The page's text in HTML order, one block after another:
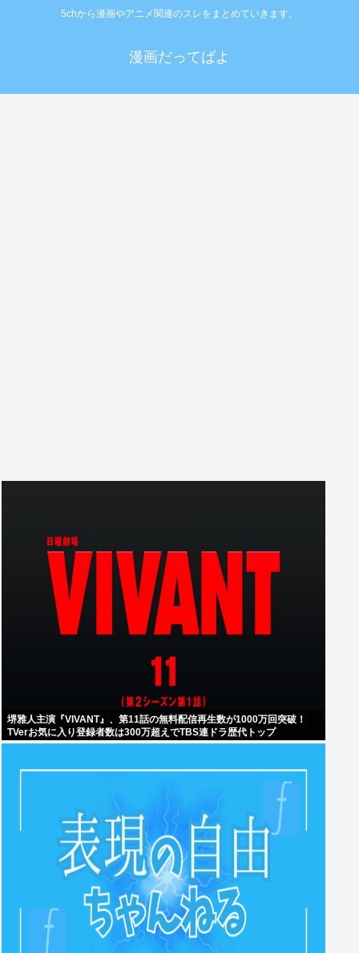
5chから漫画やアニメ関連のスレをまとめていきます。
漫画だってばよ
堺雅人主演『VIVANT』、第11話の無料配信再生数が1000万回突破！
TVerお気に入り登録者数は300万超えでTBS連ドラ歴代トップ